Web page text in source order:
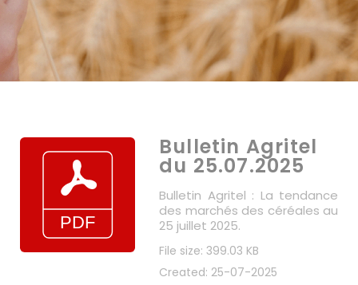
Bulletin Agritel
du 25.07.2025
Bulletin Agritel : La tendance
des marchés des céréales au
25 juillet 2025.
File size: 399.03 KB
Created: 25-07-2025